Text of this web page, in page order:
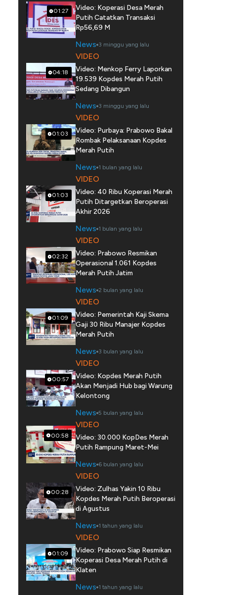
01:27
Video: Koperasi Desa Merah
Putih Catatkan Transaksi
Rp56,69 M
News 3 minggu yang lalu
04:18
VIDEO
Video: Menkop Ferry Laporkan
19.539 Kopdes Merah Putih
Sedang Dibangun
News 3 minggu yang lalu
01:03
VIDEO
Video: Purbaya: Prabowo Bakal
Rombak Pelaksanaan Kopdes
Merah Putih
News 1 bulan yang lalu
01:03
VIDEO
Video: 40 Ribu Koperasi Merah
Putih Ditargetkan Beroperasi
Akhir 2026
News 1 bulan yang lalu
02:32
VIDEO
Video: Prabowo Resmikan
Operasional 1.061 Kopdes
Merah Putih Jatim
News 2 bulan yang lalu
01:09
VIDEO
Video: Pemerintah Kaji Skema
Gaji 30 Ribu Manajer Kopdes
Merah Putih
News 3 bulan yang lalu
00:57
VIDEO
Video: Kopdes Merah Putih
Akan Menjadi Hub bagi Warung
Kelontong
News 5 bulan yang lalu
00:58
VIDEO
Video: 30.000 KopDes Merah
Putih Rampung Maret-Mei
News 6 bulan yang lalu
00:28
VIDEO
Video: Zulhas Yakin 10 Ribu
Kopdes Merah Putih Beroperasi
di Agustus
News 1 tahun yang lalu
01:09
VIDEO
Video: Prabowo Siap Resmikan
Koperasi Desa Merah Putih di
Klaten
News 1 tahun yang lalu